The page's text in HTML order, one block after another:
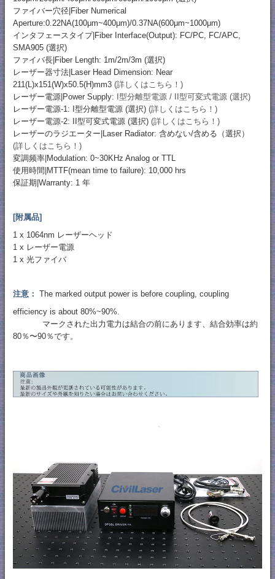
ファイバー穴径|Fiber Numerical
Aperture:0.22NA(100μm~400μm)/0.37NA(600μm~1000μm)
インタフェースタイプ|Fiber Interface(Output): FC/PC, FC/APC,
SMA905 (選択)
ファイバ長|Fiber Length: 1m/2m/3m (選択)
レーザー器寸法|Laser Head Dimension: Near
211(L)x151(W)x50.5(H)mm3 (詳しくはこちら！)
レーザー電源|Power Supply: I型分離型電源 / II型可変式電源 (選択)
レーザー電源-1: I型分離型電源 (選択) (詳しくはこちら！)
レーザー電源-2: II型可変式電源 (選択) (詳しくはこちら！)
レーザーのラジエーター|Laser Radiator: 含めない/含める（選択）
(詳しくはこちら！)
変調频率|Modulation: 0~30KHz Analog or TTL
使用時間|MTTF(mean time to failure): 10,000 hrs
保証期|Warranty: 1 年
[附属品]
1 x 1064nm レーザーヘッド
1 x レーザー電源
1 x 光ファイバ
注意： The marked output power is before coupling, coupling
efficiency is about 80%~90%.
マークされた出力電力は結合の前にあります、結合効率は約
80％〜90％です。